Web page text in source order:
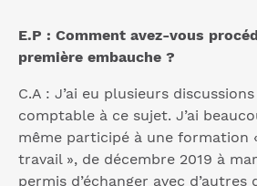
E.P : Comment avez-vous
première embauche ?
C.A : J’ai eu plusieurs
comptable à ce sujet. J’ai
même participé à une formation
travail », de décembre 2019 à
permis d’échanger avec